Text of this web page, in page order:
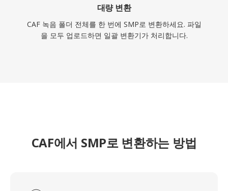
대량 변환
CAF 녹음 폴더 전체를 한 번에 SMP로 변환하세요. 파일
을 모두 업로드하면 일괄 변환기가 처리합니다.
CAF에서 SMP로 변환하는 방법